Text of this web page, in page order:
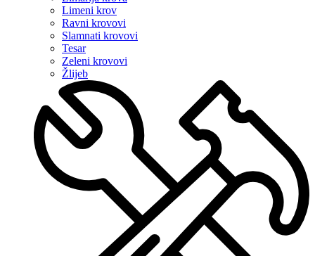
Limeni krov
Ravni krovovi
Slamnati krovovi
Tesar
Zeleni krovovi
Žlijeb